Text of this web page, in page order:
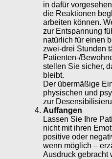
in dafür
die Reaktionen
arbeiten können.
zur Entspannung
natürlich für einen
zwei-drei Stunden
Patienten-/
stellen Sie sicher,
bleibt.
Der übermäßige
physischen und
zur
Auffangen
Lassen Sie Ihre
nicht mit ihren
positive oder
wenn möglich –
Ausdruck gebracht